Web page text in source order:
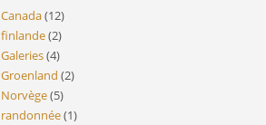
Canada(12)
finlande(2)
Galeries(4)
Groenland (2)
Norvège(5)
randonnée(1)